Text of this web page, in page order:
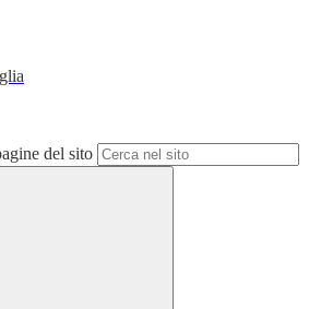
del sito